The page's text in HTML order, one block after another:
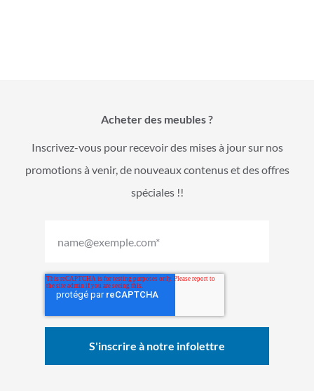
Acheter des meubles ?
Inscrivez-vous pour recevoir des mises à jour sur nos
promotions à venir, de nouveaux contenus et des offres
spéciales !!